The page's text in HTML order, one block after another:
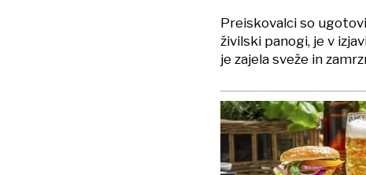
Preiskovalci so
živilski panogi, je v
je zajela sveže in